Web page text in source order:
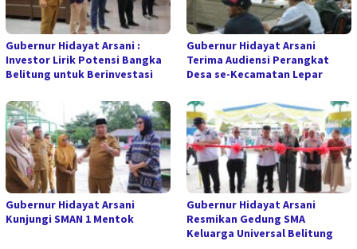
Gubernur Hidayat Arsani :
Investor Lirik Potensi Bangka
Belitung untuk Berinvestasi
Gubernur Hidayat Arsani
Terima Audiensi Perangkat
Desa se-Kecamatan Lepar
Gubernur Hidayat Arsani
Kunjungi SMAN 1 Mentok
Gubernur Hidayat Arsani
Resmikan Gedung SMA
Keluarga Universal Belitung